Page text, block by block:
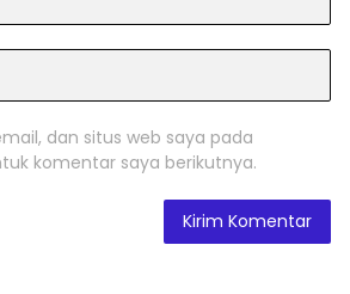
dan situs web saya pada
komentar saya berikutnya.